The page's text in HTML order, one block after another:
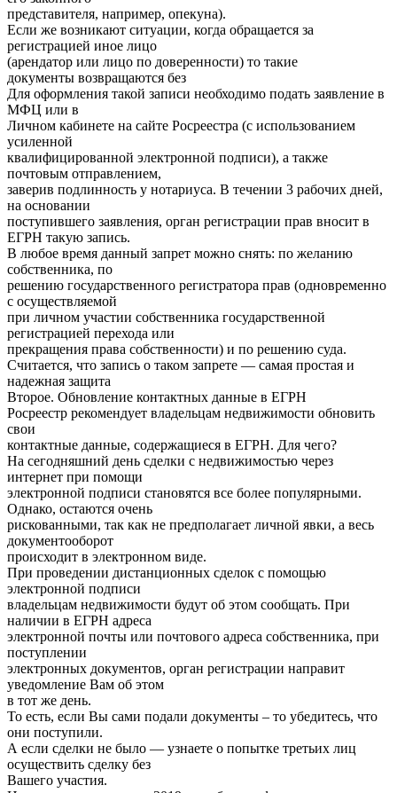
представителя, например, опекуна).
Если же возникают ситуации, когда обращается за
регистрацией иное лицо
(арендатор или лицо по доверенности) то такие
документы возвращаются без
Для оформления такой записи необходимо подать заявление в
МФЦ или в
Личном кабинете на сайте Росреестра (с использованием
усиленной
квалифицированной электронной подписи), а также
почтовым отправлением,
заверив подлинность у нотариуса. В течении 3 рабочих дней,
на основании
поступившего заявления, орган регистрации прав вносит в
ЕГРН такую запись.
В любое время данный запрет можно снять: по желанию
собственника, по
решению государственного регистратора прав (одновременно
с осуществляемой
при личном участии собственника государственной
регистрацией перехода или
прекращения права собственности) и по решению суда.
Считается, что запись о таком запрете — самая простая и
надежная защита
Второе. Обновление контактных данные в ЕГРН
Росреестр рекомендует владельцам недвижимости обновить
свои
контактные данные, содержащиеся в ЕГРН. Для чего?
На сегодняшний день сделки с недвижимостью через
интернет при помощи
электронной подписи становятся все более популярными.
Однако, остаются очень
рискованными, так как не предполагает личной явки, а весь
документооборот
происходит в электронном виде.
При проведении дистанционных сделок с помощью
электронной подписи
владельцам недвижимости будут об этом сообщать. При
наличии в ЕГРН адреса
электронной почты или почтового адреса собственника, при
поступлении
электронных документов, орган регистрации направит
уведомление Вам об этом
в тот же день.
То есть, если Вы сами подали документы – то убедитесь, что
они поступили.
А если сделки не было — узнаете о попытке третьих лиц
осуществить сделку без
Вашего участия.